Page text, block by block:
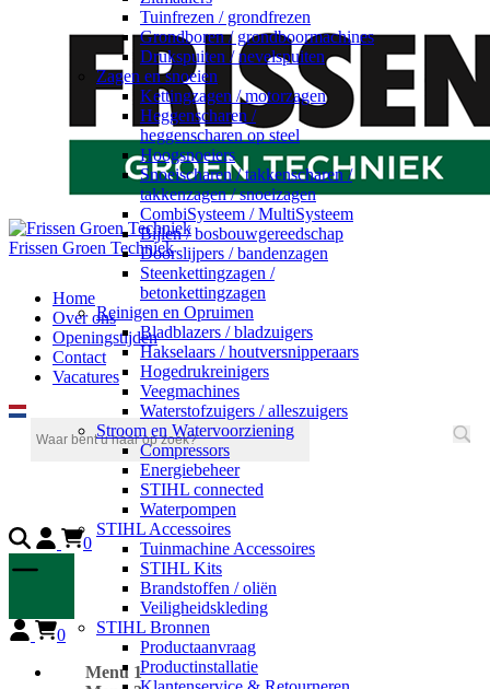
Frissen Groen Techniek
Home
Over ons
Openingstijden
Contact
Vacatures
Tuinfrezen / grondfrezen
Grondboren / grondboormachines
Drukspuiten / nevelspuiten
Zagen en snoeien
Kettingzagen / motorzagen
Heggenscharen /
heggenscharen op steel
Hoogsnoeiers
Snoeischaren / takkenscharen /
takkenzagen / snoeizagen
CombiSysteem / MultiSysteem
Bijlen / bosbouwgereedschap
Doorslijpers / bandenzagen
Steenkettingzagen /
betonkettingzagen
Reinigen en Opruimen
Bladblazers / bladzuigers
Hakselaars / houtversnipperaars
Hogedrukreinigers
Veegmachines
Waterstofzuigers / alleszuigers
Stroom en Watervoorziening
Compressors
Energiebeheer
STIHL connected
Waterpompen
STIHL Accessoires
Tuinmachine Accessoires
STIHL Kits
Brandstoffen / oliën
Veiligheidskleding
STIHL Bronnen
Productaanvraag
Productinstallatie
0
0
Menu 1